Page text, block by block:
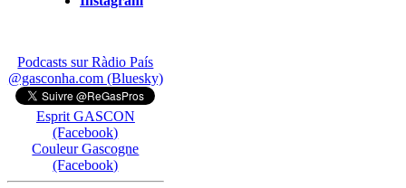
Podcasts sur Ràdio País
@gasconha.com (Bluesky)
Esprit GASCON
(Facebook)
Couleur Gascogne
(Facebook)